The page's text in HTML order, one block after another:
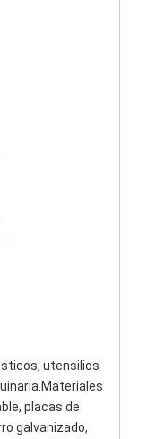
utensilios
placas de
galvanizado,